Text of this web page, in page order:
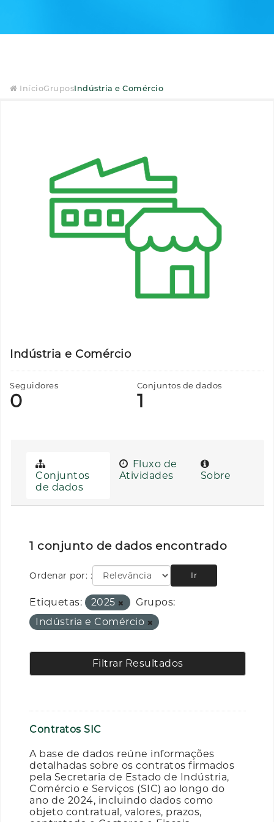
InícioGruposIndústria e Comércio
Indústria e Comércio
Seguidores
0
Conjuntos de dados
1
Conjuntos
de dados
Fluxo de
Atividades
Sobre
1 conjunto de dados encontrado
Ordenar por: Ir
Etiquetas: 2025
Grupos:
Indústria e Comércio
Filtrar Resultados
Contratos SIC
A base de dados reúne informações
detalhadas sobre os contratos firmados
pela Secretaria de Estado de Indústria,
Comércio e Serviços (SIC) ao longo do
ano de 2024, incluindo dados como
objeto contratual, valores, prazos,